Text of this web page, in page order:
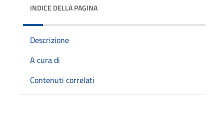
INDICE DELLA PAGINA
Descrizione
A cura di
Contenuti correlati